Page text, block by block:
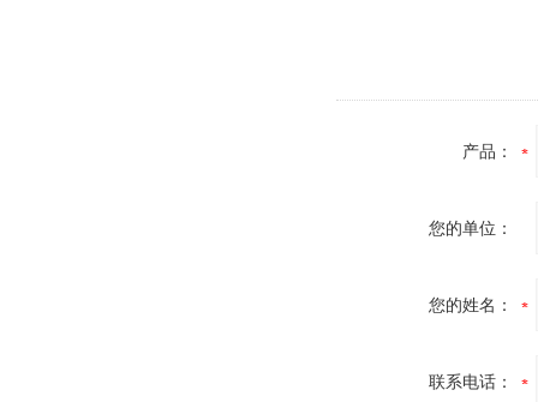
产品：
您的单位：
您的姓名：
联系电话：